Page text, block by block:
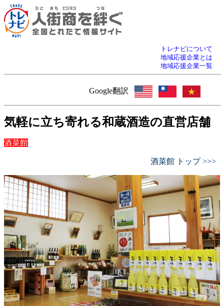
トレナビについて
地域応援企業とは
地域応援企業一覧
Google翻訳
気軽に立ち寄れる和蔵酒造の直営店舗
酒菜館
酒菜館 トップ >>>